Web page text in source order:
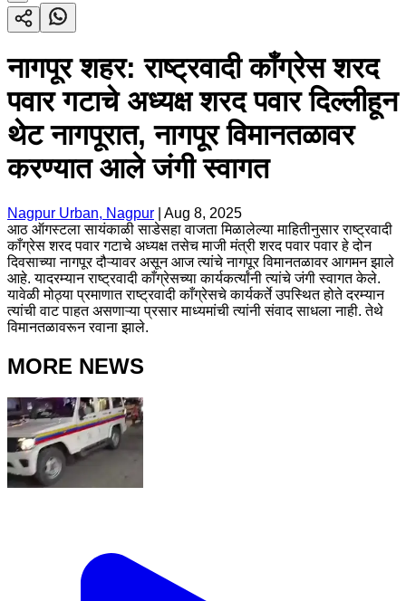
नागपूर शहर: राष्ट्रवादी काँग्रेस शरद
पवार गटाचे अध्यक्ष शरद पवार दिल्लीहून
थेट नागपूरात, नागपूर विमानतळावर
करण्यात आले जंगी स्वागत
Nagpur Urban, Nagpur
Aug 8, 2025
आठ ऑगस्टला सायंकाळी साडेसहा वाजता मिळालेल्या माहितीनुसार राष्ट्रवादी
काँग्रेस शरद पवार गटाचे अध्यक्ष तसेच माजी मंत्री शरद पवार पवार हे दोन
दिवसाच्या नागपूर दौऱ्यावर असून आज त्यांचे नागपूर विमानतळावर आगमन झाले
आहे. यादरम्यान राष्ट्रवादी काँग्रेसच्या कार्यकर्त्यांनी त्यांचे जंगी स्वागत केले.
यावेळी मोठ्या प्रमाणात राष्ट्रवादी काँग्रेसचे कार्यकर्ते उपस्थित होते दरम्यान
त्यांची वाट पाहत असणाऱ्या प्रसार माध्यमांची त्यांनी संवाद साधला नाही. तेथे
विमानतळावरून रवाना झाले.
MORE NEWS